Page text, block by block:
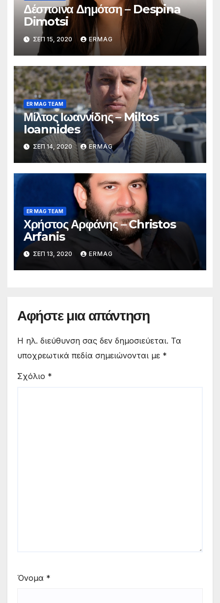
Δέσποινα Δημότση – Despina
Dimotsi
ΣΕΠ 15, 2020 ERMAG
ER MAG TEAM
Μίλτος Ιωαννίδης – Miltos
Ioannides
ΣΕΠ 14, 2020 ERMAG
ER MAG TEAM
Χρήστος Αρφάνης – Christos
Arfanis
ΣΕΠ 13, 2020 ERMAG
Αφήστε μια απάντηση
Η ηλ. διεύθυνση σας δεν δημοσιεύεται. Τα
υποχρεωτικά πεδία σημειώνονται με *
Σχόλιο *
Όνομα *